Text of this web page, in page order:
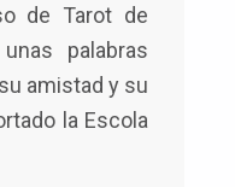
de Tarot de
palabras
amistad y su
la Escola